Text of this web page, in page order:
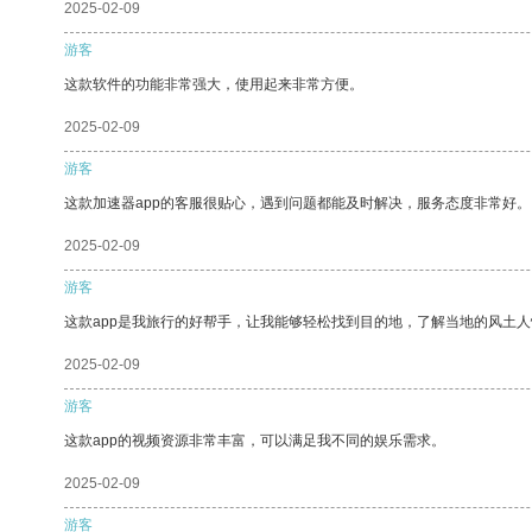
2025-02-09
游客
这款软件的功能非常强大，使用起来非常方便。
2025-02-09
游客
这款加速器app的客服很贴心，遇到问题都能及时解决，服务态度非常好。
2025-02-09
游客
这款app是我旅行的好帮手，让我能够轻松找到目的地，了解当地的风土
2025-02-09
游客
这款app的视频资源非常丰富，可以满足我不同的娱乐需求。
2025-02-09
游客